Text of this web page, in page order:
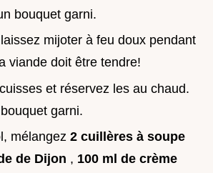
bouquet garni.
mijoter à feu doux pendant
viande doit être tendre!
et réservez les au chaud.
garni.
mélangez 2 cuillères à soupe
de Dijon , 100 ml de crème